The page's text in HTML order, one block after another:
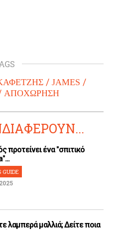
JAMES
ΑΠΟΧΩΡΗΣΗ
προτείνει ένα "σπιτικό
GUIDE
λαμπερά μαλλιά; Δείτε ποια